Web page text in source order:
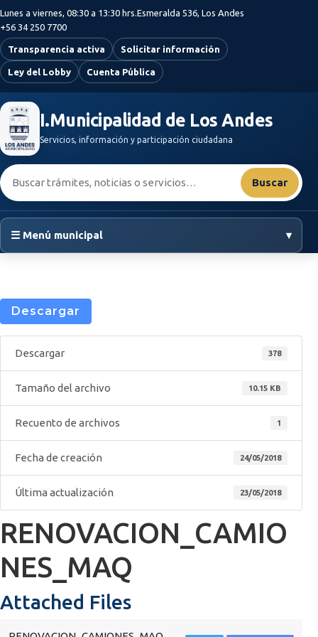
Saltar al contenido principal
Lunes a viernes, 08:30 a 13:30 hrs.Esmeralda 536, Los Andes
+56 34 250 7700
Transparencia activa Solicitar información
Ley del Lobby Cuenta Pública
I.Municipalidad de Los Andes
Servicios, información y participación ciudadana
Buscar:
Buscar
☰ Menú municipal ▾
Descargar
Descargar 378
Tamaño del archivo 10.15 KB
Recuento de archivos 1
Fecha de creación 24/05/2018
Última actualización 23/05/2018
RENOVACION_CAMIO
NES_MAQ
Attached Files